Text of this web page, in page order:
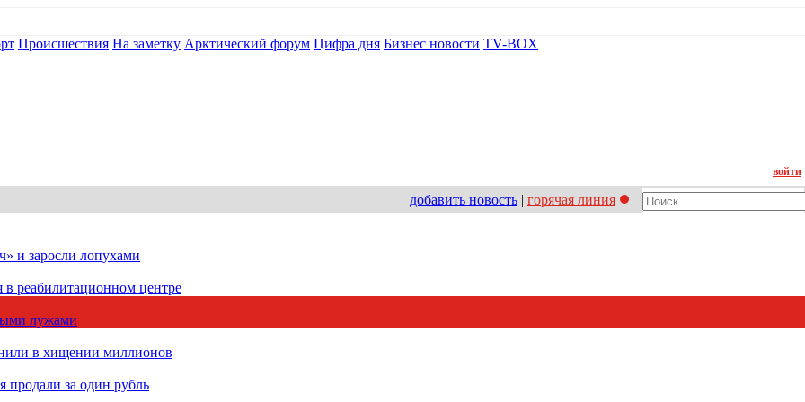
Происшествия На заметку Арктический форум Цифра дня Бизнес новости TV-BOX
войти
добавить новость | горячая линия
и заросли лопухами
реабилитационном центре
лужами
в хищении миллионов
продали за один рубль